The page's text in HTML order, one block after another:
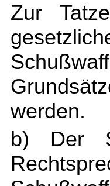
Zur
werden.
b) Der